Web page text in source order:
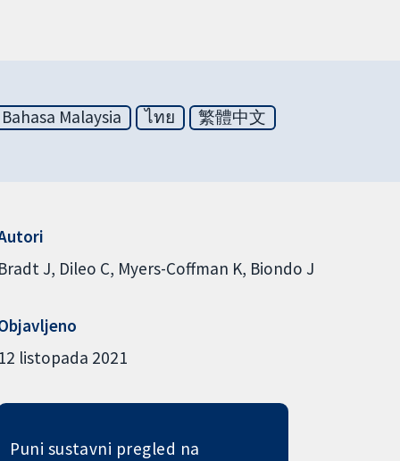
Bahasa Malaysia ไทย
繁體中文
Bradt J Dileo C Myers-Coffman K Biondo J
12 listopada 2021
Puni sustavni pregled na